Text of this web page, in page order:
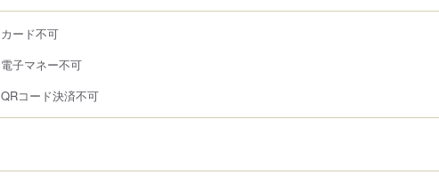
カード不可
電子マネー不可
QRコード決済不可